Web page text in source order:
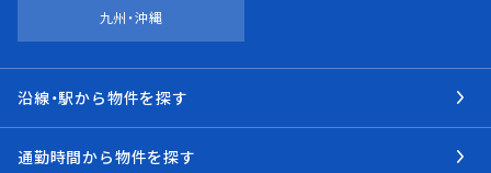
九州・沖縄
沿線・駅から物件を探す
通勤時間から物件を探す